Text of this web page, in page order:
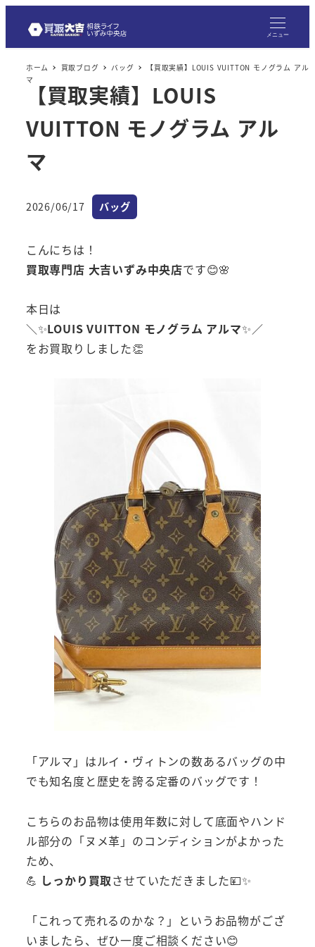
メニュー
ホーム 買取ブログ バッグ
【買取実績】LOUIS VUITTON モノグラム アル
マ
【買取実績】LOUIS
VUITTON モノグラム アル
マ
投稿日
2026/06/17 カテゴリー
バッグ
こんにちは！
買取専門店 大吉いずみ中央店です😊🌸
本日は
＼✨LOUIS VUITTON モノグラム アルマ✨／
をお買取りしました👏
「アルマ」はルイ・ヴィトンの数あるバッグの中
でも知名度と歴史を誇る定番のバッグです！
こちらのお品物は使用年数に対して底面やハンド
ル部分の「ヌメ革」のコンディションがよかった
ため、
💪 しっかり買取させていただきました💴✨
「これって売れるのかな？」というお品物がござ
いましたら、ぜひ一度ご相談ください😊